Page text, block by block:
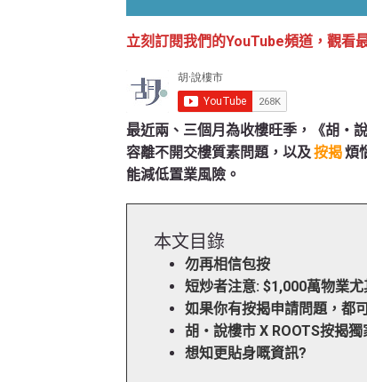
立刻訂閱我們的YouTube頻道，觀看
最近兩、三個月為收樓旺季，《胡‧
容離不開交樓質素問題，以及按揭煩
能減低置業風險。
本文目錄
勿再相信包按
短炒者注意: $1,000萬物業
如果你有按揭申請問題，都
胡‧說樓市 X ROOTS按揭獨
想知更貼身嘅資訊?